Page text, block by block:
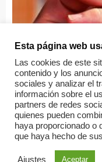
Sin categorizar
Fumar en la
Leer más
Esta página web
Las cookies de este
contenido y los
sociales y analizar el
información sobre el
partners de redes
quienes pueden
haya proporcionado o
que haya hecho de
Ajustes Aceptar